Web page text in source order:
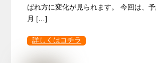
ばれ方に変化が見られます。 今回は、
月 […]
詳しくはコチラ